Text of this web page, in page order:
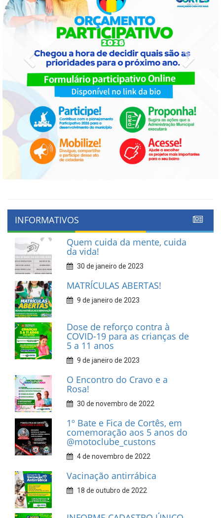
Previous
INFORMATIVOS
Quem cuida da mente, cuida
da vida!
30 de janeiro de 2023
MATRÍCULAS ABERTAS!
9 de janeiro de 2023
Dose de reforço contra à
COVID-19 para as crianças de
5 a 11 anos
9 de janeiro de 2023
O Encontro do Cravo e a
Rosa!
30 de novembro de 2022
1º Bate e Fica de Cortês, em
comemoração aos 5 anos do
@motoclube_custons
4 de novembro de 2022
Vacinação antirrábica
18 de outubro de 2022